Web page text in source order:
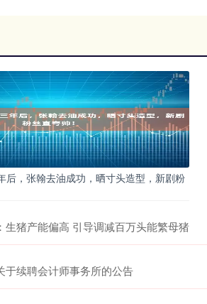
后，张翰去油成功，晒寸头造型，新剧粉
生猪产能偏高 引导调减百万头能繁母猪
于续聘会计师事务所的公告